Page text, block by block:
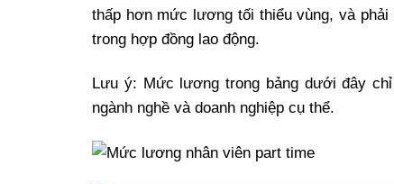
thấp hơn mức lương tối thiểu vùng, và
trong hợp đồng lao động.
Lưu ý: Mức lương trong bảng dưới đây
ngành nghề và doanh nghiệp cụ thể.